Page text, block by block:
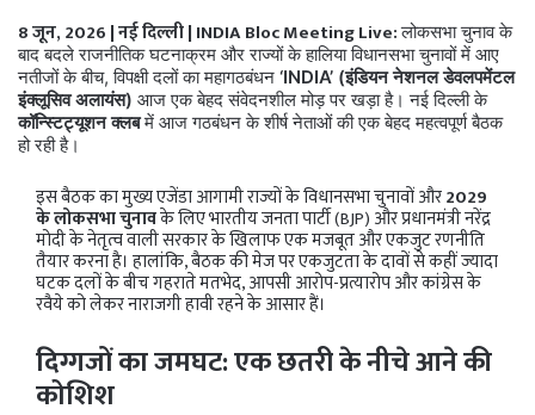
8 जून, 2026 | नई दिल्ली | INDIA Bloc Meeting Live:लोकसभा चुनाव के
बाद बदले राजनीतिक घटनाक्रम और राज्यों के हालिया विधानसभा चुनावों में आए
नतीजों के बीच, विपक्षी दलों का महागठबंधन ‘INDIA’ (इंडियन नेशनल डेवलपमेंटल
इंक्लूसिव अलायंस) आज एक बेहद संवेदनशील मोड़ पर खड़ा है। नई दिल्ली के
कॉन्स्टिट्यूशन क्लबमें आज गठबंधन के शीर्ष नेताओं की एक बेहद महत्वपूर्ण बैठक
हो रही है।
इस बैठक का मुख्य एजेंडा आगामी राज्यों के विधानसभा चुनावों और2029
के लोकसभा चुनावके लिए भारतीय जनता पार्टी (BJP) और प्रधानमंत्री नरेंद्र
मोदी के नेतृत्व वाली सरकार के खिलाफ एक मजबूत और एकजुट रणनीति
तैयार करना है। हालांकि, बैठक की मेज पर एकजुटता के दावों से कहीं ज्यादा
घटक दलों के बीच गहराते मतभेद, आपसी आरोप-प्रत्यारोप और कांग्रेस के
रवैये को लेकर नाराजगी हावी रहने के आसार हैं।
दिग्गजों का जमघट: एक छतरी के नीचे आने की
कोशिश